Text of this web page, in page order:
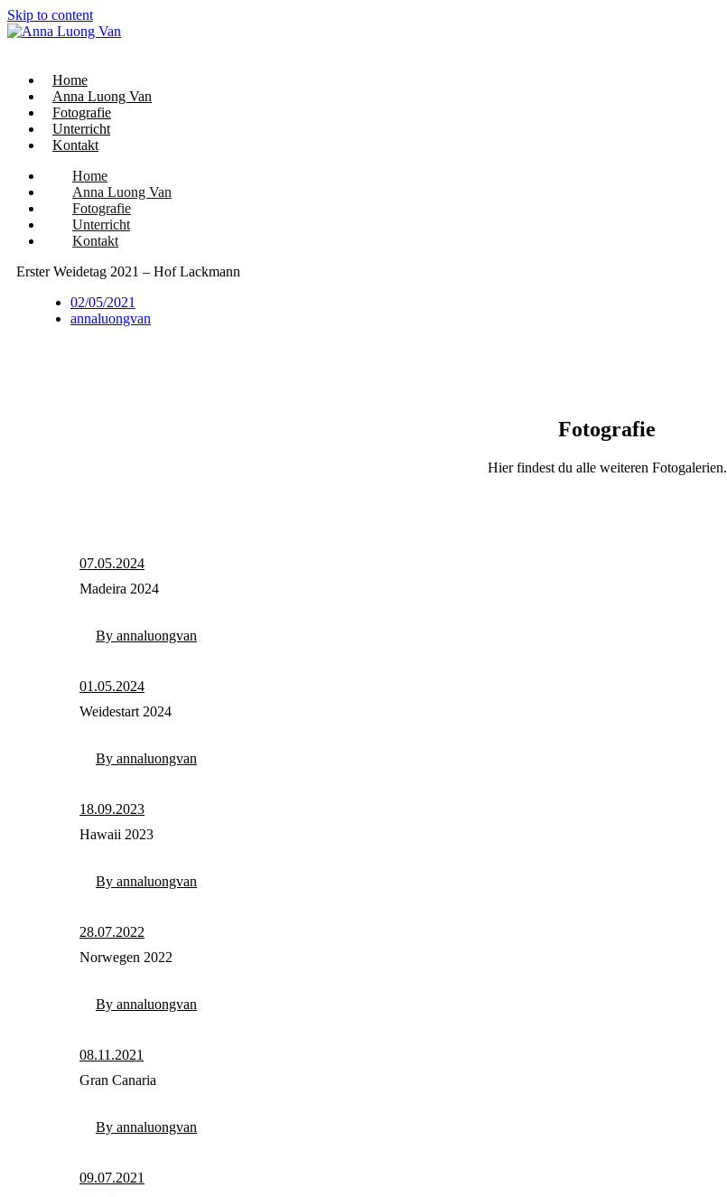
Skip to content
Home
Anna Luong Van
Fotografie
Unterricht
Kontakt
Home
Anna Luong Van
Fotografie
Unterricht
Kontakt
Erster Weidetag 2021 – Hof Lackmann
02/05/2021
annaluongvan
Fotografie
Hier findest du alle weiteren Fotogalerien.
07.05.2024
Madeira 2024
By annaluongvan
01.05.2024
Weidestart 2024
By annaluongvan
18.09.2023
Hawaii 2023
By annaluongvan
28.07.2022
Norwegen 2022
By annaluongvan
08.11.2021
Gran Canaria
By annaluongvan
09.07.2021